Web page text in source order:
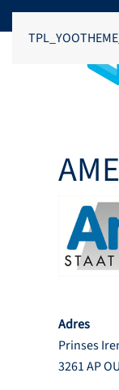
Adres
Prinses
3261 AP